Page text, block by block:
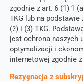
zgodnie z art. 6 (1) 1
TKG lub na podstawie
(2) i (3) TKG.
jest ochrona naszych
optymalizacji i
internetowej zgodnie z
Rezygnacja z